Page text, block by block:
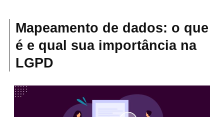
Mapeamento de dados: o que
é e qual sua importância na
LGPD